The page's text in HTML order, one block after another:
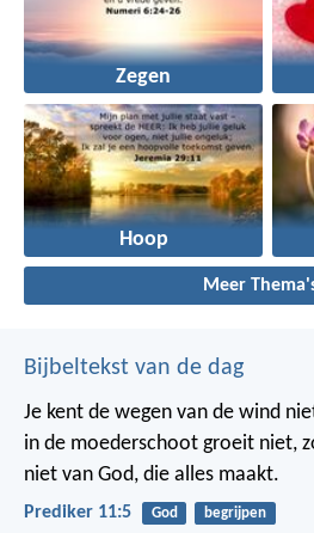
Zegen
Hoop
Meer
Bijbeltekst van de dag
Je kent de wegen van de wind
in de moederschoot groeit niet,
niet van God, die alles maakt.
Prediker 11:5 God begrijpen